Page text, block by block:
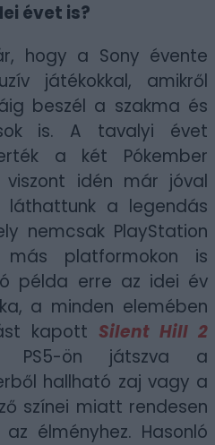
évet is?
hogy a Sony évente
játékokkal, amikről
beszél a szakma és
is. A tavalyi évet
a két Pókember
viszont idén már jóval
a legendás
nemcsak PlayStation
más platformokon is
példa erre az idei év
a minden elemében
kapott Silent Hill 2
ön játszva a
hallható zaj vagy a
színei miatt rendesen
élményhez. Hasonló